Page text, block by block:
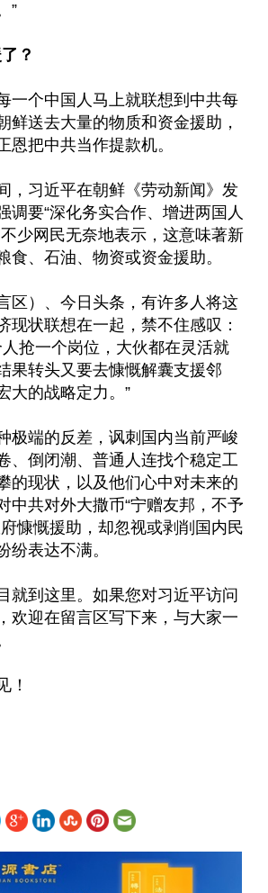
”
？
一个中国人马上就联想到中共每
鲜送去大量的物质和资金援助，
恩把中共当作提款机。
，习近平在朝鲜《劳动新闻》发
调要“深化务实合作、增进两国人
少网民无奈地表示，这意味著新
食、石油、物资或资金援助。
区）、今日头条，有许多人将这
现状联想在一起，禁不住感叹：
抢一个岗位，大伙都在灵活就
果转头又要去慷慨解囊支援邻
大的战略定力。”
极端的反差，讽刺国内当前严峻
、倒闭潮、普通人连找个稳定工
的现状，以及他们心中对未来的
中共对外大撒币“宁赠友邦，不予
慷慨援助，却忽视或剥削国内民
纷表达不满。
就到这里。如果您对习近平访问
欢迎在留言区写下来，与大家一
！